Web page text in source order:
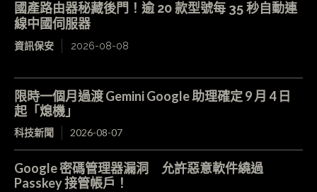
國產路由器秘藏後門！逾 20 款型號每 35 秒自動連
線中國伺服器
資訊保安 2026-08-08
限時一個月過渡 Gemini Google 助理確定 9 月 4 日
起「熄機」
科技新聞 2026-08-07
Google 密碼管理器漏洞 允許惡意軟件繞過
Passkey 接管帳戶！